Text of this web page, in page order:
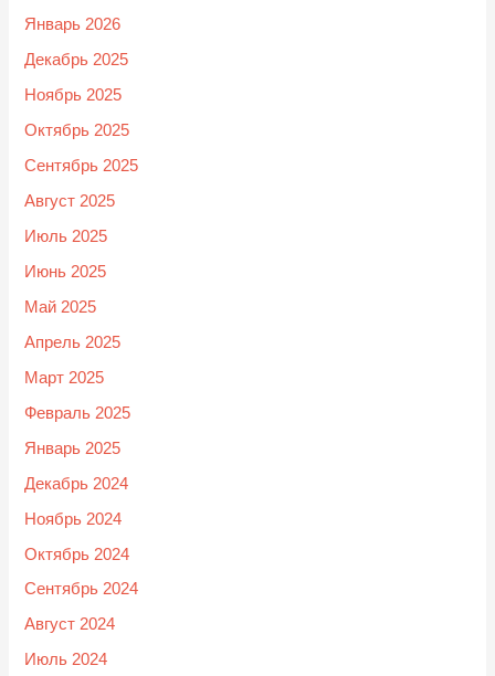
Январь 2026
Декабрь 2025
Ноябрь 2025
Октябрь 2025
Сентябрь 2025
Август 2025
Июль 2025
Июнь 2025
Май 2025
Апрель 2025
Март 2025
Февраль 2025
Январь 2025
Декабрь 2024
Ноябрь 2024
Октябрь 2024
Сентябрь 2024
Август 2024
Июль 2024